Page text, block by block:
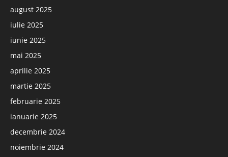
august 2025
iulie 2025
iunie 2025
mai 2025
aprilie 2025
martie 2025
februarie 2025
ianuarie 2025
decembrie 2024
noiembrie 2024